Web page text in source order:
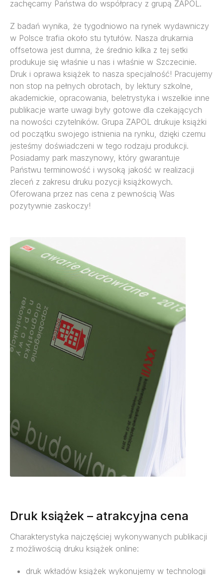
zachęcamy Państwa do współpracy z grupą ZAPOL.
Z badań wynika, że tygodniowo na rynek wydawniczy
w Polsce trafia około stu tytułów. Nasza drukarnia
offsetowa jest dumna, że średnio kilka z tej setki
produkuje się właśnie u nas i właśnie w Szczecinie.
Druk i oprawa książek to nasza specjalność! Pracujemy
non stop na pełnych obrotach, by lektury szkolne,
akademickie, opracowania, beletrystyka i wszelkie inne
publikacje warte uwagi były gotowe dla czekających
na nowości czytelników. Grupa ZAPOL drukuje książki
od początku swojego istnienia na rynku, dzięki czemu
jesteśmy doświadczeni w tego rodzaju produkcji.
Posiadamy park maszynowy, który gwarantuje
Państwu terminowość i wysoką jakość w realizacji
zleceń z zakresu druku pozycji książkowych.
Oferowana przez nas cena z pewnością Was
pozytywnie zaskoczy!
Druk książek – atrakcyjna cena
Charakterystyka najczęściej wykonywanych publikacji
z możliwością druku książek online:
druk wkładów książek wykonujemy w technologii